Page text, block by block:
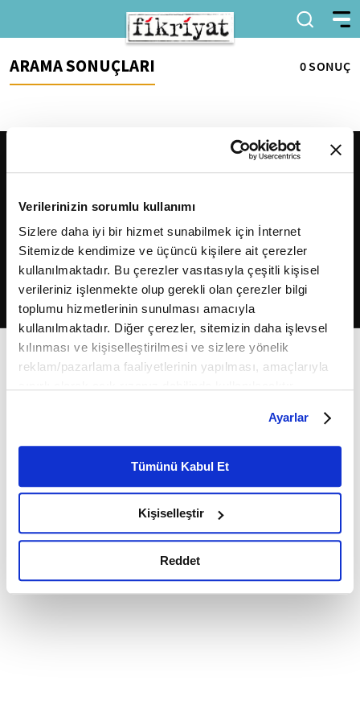
Verilerinizin sorumlu kullanımı
Sizlere daha iyi bir hizmet sunabilmek için İnternet
Sitemizde kendimize ve üçüncü kişilere ait çerezler
kullanılmaktadır. Bu çerezler vasıtasıyla çeşitli kişisel
verileriniz işlenmekte olup gerekli olan çerezler bilgi
toplumu hizmetlerinin sunulması amacıyla
kullanılmaktadır. Diğer çerezler, sitemizin daha işlevsel
kılınması ve kişiselleştirilmesi ve sizlere yönelik
reklam/pazarlama faaliyetlerinin yapılması, amaçlarıyla
belirleyebilirsiniz. Çerezlere ilişkin detaylı bilgi için
Ayarlar butonuna tıklayabilir,Çerez Bilgilendirme
Metnimizi ziyaret edebilirsiniz.
6698 sayılı Kişisel Verilerin Korunması Kanunu uyarınca
okumak ve sitemizi ziyaretiniz kapsamında
gerçekleştirilen veri işleme faaliyetleri ile ilgili daha
detaylı bilgi almak için lütfentıklayınız.
Ayarlar
Tümünü Kabul Et
Kişiselleştir
Reddet
ARAMA SONUÇLARI 0 SONUÇ
2026Fikriyat. Tüm hakları saklıdır.